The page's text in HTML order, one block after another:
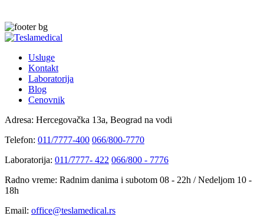
Usluge
Kontakt
Laboratorija
Blog
Cenovnik
Adresa: Hercegovačka 13a, Beograd na vodi
Telefon: 011/7777-400 066/800-7770
Laboratorija: 011/7777- 422 066/800 - 7776
Radno vreme: Radnim danima i subotom 08 - 22h / Nedeljom 10 -
18h
Email: office@teslamedical.rs